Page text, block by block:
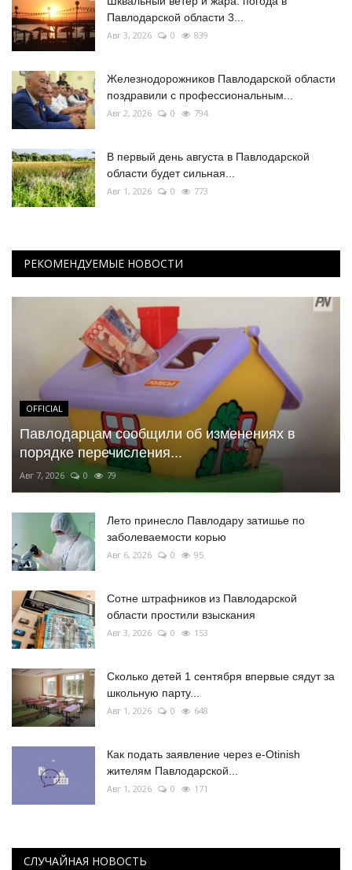
Павлодарской области 3...
Авг 3, 2026 0 839
Железнодорожников Павлодарской области
поздравили с профессиональным...
Авг 2, 2026 0 794
В первый день августа в Павлодарской
области будет сильная...
Авг 1, 2026 0 773
РЕКОМЕНДУЕМЫЕ НОВОСТИ
OFFICIAL
Павлодарцам сообщили об изменениях в
порядке перечисления...
Авг 7, 2026 0 79
Лето принесло Павлодару затишье по
заболеваемости корью
Авг 6, 2026 0 95
Сотне штрафников из Павлодарской
области простили взыскания
Авг 3, 2026 0 153
Сколько детей 1 сентября впервые сядут за
школьную парту...
Авг 1, 2026 0 648
Как подать заявление через e-Otinish
жителям Павлодарской...
Авг 1, 2026 0 171
СЛУЧАЙНАЯ НОВОСТЬ